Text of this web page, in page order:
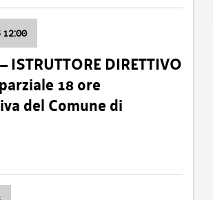
12:00
DIRETTIVO
18 ore
del Comune di